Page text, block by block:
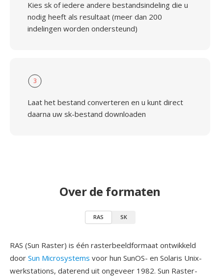
Kies sk of iedere andere bestandsindeling die u
nodig heeft als resultaat (meer dan 200
indelingen worden ondersteund)
3
Laat het bestand converteren en u kunt direct
daarna uw sk-bestand downloaden
Over de formaten
RAS SK
RAS (Sun Raster) is één rasterbeeldformaat ontwikkeld
door Sun Microsystems voor hun SunOS- en Solaris Unix-
werkstations, daterend uit ongeveer 1982. Sun Raster-